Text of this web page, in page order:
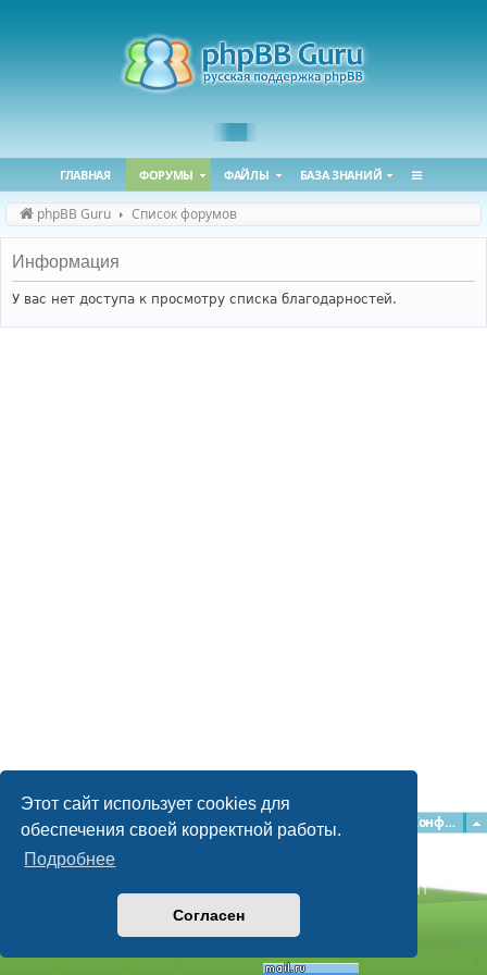
Этот сайт использует cookies для
обеспечения своей корректной работы.
Подробнее
Согласен
ГЛАВНАЯ ФОРУМЫ ФАЙЛЫ БАЗА ЗНАНИЙ
phpBB Guru Список форумов
Информация
У вас нет доступа к просмотру списка благодарностей.
Главная Форумы Конфиденциальность
Наша команда
Time: 0.061s| Peak Memory Usage: 2.16 МБ | GZIP: Off |
Queries: 11
© phpBB Guru, 2004—2026
Powered by
Style byArtodia